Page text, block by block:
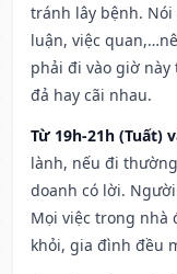
tránh lây bệnh.
luận, việc
phải đi vào giờ
đả hay cãi nhau.
Từ 19h-21h (Tuất)
lành, nếu đi
doanh có lời.
Mọi việc trong nhà
khỏi, gia đình đều